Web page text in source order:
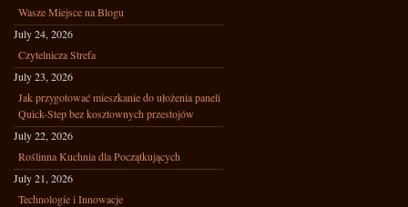
Wasze Miejsce na Blogu
July 24, 2026
Czytelnicza Strefa
July 23, 2026
Jak przygotować mieszkanie do ułożenia paneli
Quick-Step bez kosztownych przestojów
July 22, 2026
Roślinna Kuchnia dla Początkujących
July 21, 2026
Technologie i Innowacje